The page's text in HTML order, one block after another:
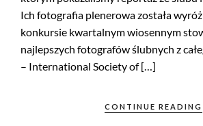
Ich fotografia plenerowa została
konkursie kwartalnym wiosennym
najlepszych fotografów ślubnych z
– International Society of […]
CONTINUE READING